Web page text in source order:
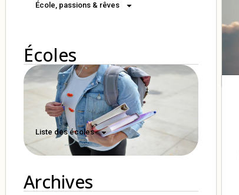
École, passions & rêves
Écoles
Liste des écoles
Archives